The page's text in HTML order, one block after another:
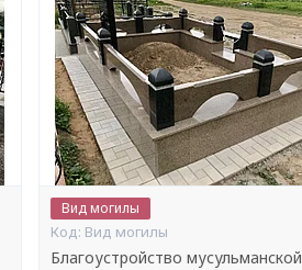
Вид могилы
Вид могилы
Благоустройство мусульманской